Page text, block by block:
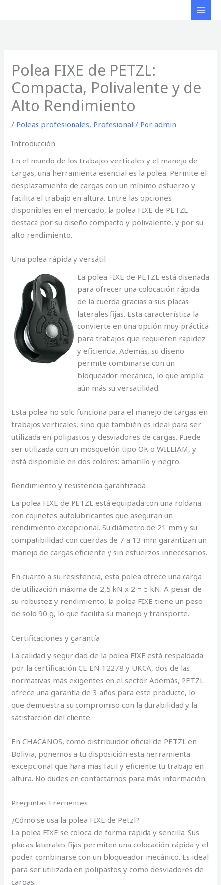
Polea FIXE de PETZL:
Compacta, Polivalente y de
Alto Rendimiento
/ Poleas profesionales, Profesional / Poradmin
Introducción
En el mundo de los trabajos verticales y el manejo de
cargas, una herramienta esencial es la polea. Permite el
desplazamiento de cargas con un mínimo esfuerzo y
facilita el trabajo en altura. Entre las opciones
disponibles en el mercado, la polea FIXE de PETZL
destaca por su diseño compacto y polivalente, y por su
alto rendimiento.
Una polea rápida y versátil
La polea FIXE de PETZL está diseñada
para ofrecer una colocación rápida
de la cuerda gracias a sus placas
laterales fijas. Esta característica la
convierte en una opción muy práctica
para trabajos que requieren rapidez
y eficiencia. Además, su diseño
permite combinarse con un
bloqueador mecánico, lo que amplía
aún más su versatilidad.
Esta polea no solo funciona para el manejo de cargas en
trabajos verticales, sino que también es ideal para ser
utilizada en polipastos y desviadores de cargas. Puede
ser utilizada con un mosquetón tipo OK o WILLIAM, y
está disponible en dos colores: amarillo y negro.
Rendimiento y resistencia garantizada
La polea FIXE de PETZL está equipada con una roldana
con cojinetes autolubricantes que aseguran un
rendimiento excepcional. Su diámetro de 21 mm y su
compatibilidad con cuerdas de 7 a 13 mm garantizan un
manejo de cargas eficiente y sin esfuerzos innecesarios.
En cuanto a su resistencia, esta polea ofrece una carga
de utilización máxima de 2,5 kN x 2 = 5 kN. A pesar de
su robustez y rendimiento, la polea FIXE tiene un peso
de solo 90 g, lo que facilita su manejo y transporte.
Certificaciones y garantía
La calidad y seguridad de la polea FIXE está respaldada
por la certificación CE EN 12278 y UKCA, dos de las
normativas más exigentes en el sector. Además, PETZL
ofrece una garantía de 3 años para este producto, lo
que demuestra su compromiso con la durabilidad y la
satisfacción del cliente.
En CHACANOS, como distribuidor oficial de PETZL en
Bolivia, ponemos a tu disposición esta herramienta
excepcional que hará más fácil y eficiente tu trabajo en
altura. No dudes en contactarnos para más información.
Preguntas Frecuentes
¿Cómo se usa la polea FIXE de Petzl?
La polea FIXE se coloca de forma rápida y sencilla. Sus
placas laterales fijas permiten una colocación rápida y el
poder combinarse con un bloqueador mecánico. Es ideal
para ser utilizada en polipastos y como desviadores de
cargas.